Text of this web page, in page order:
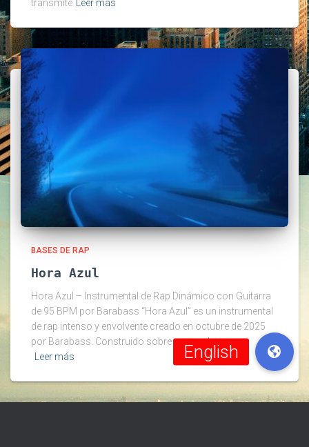
transmite Leer más
BASES DE RAP
Hora Azul
Hora Azul – Instrumental de Rap Dinámico con Guitarra
de 95 BPM por Barabass “Hora Azul” es un instrumental
de rap intenso y envolvente creado en octubre de 2025
por Barabass. Construido sobre una poderosa
Leer más